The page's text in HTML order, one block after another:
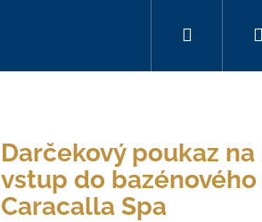
Hľadať
Darčekový poukaz na
vstup do
Caracalla Spa